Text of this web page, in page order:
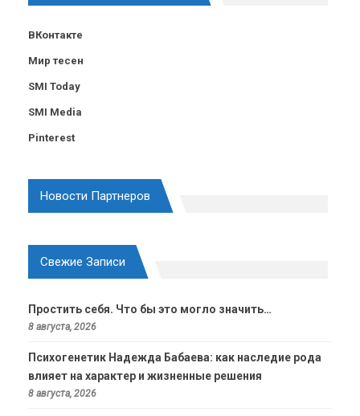
ВКонтакте
Мир тесен
SMI Today
SMI Media
Pinterest
Новости Партнеров
Свежие Записи
Простить себя. Что бы это могло значить…
8 августа, 2026
Психогенетик Надежда Бабаева: как наследие рода
влияет на характер и жизненные решения
8 августа, 2026